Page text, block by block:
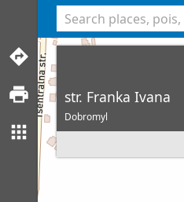
str. Franka Ivana
Dobromyl
<% console.log(hcard) %>